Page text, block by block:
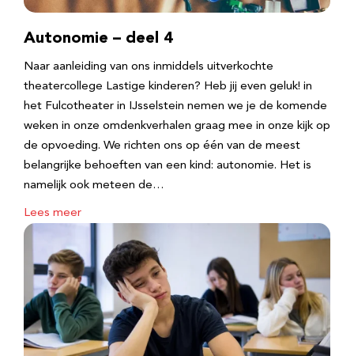
Autonomie – deel 4
Naar aanleiding van ons inmiddels uitverkochte
theatercollege Lastige kinderen? Heb jij even geluk! in
het Fulcotheater in IJsselstein nemen we je de komende
weken in onze omdenkverhalen graag mee in onze kijk op
de opvoeding. We richten ons op één van de meest
belangrijke behoeften van een kind: autonomie. Het is
namelijk ook meteen de…
Lees meer